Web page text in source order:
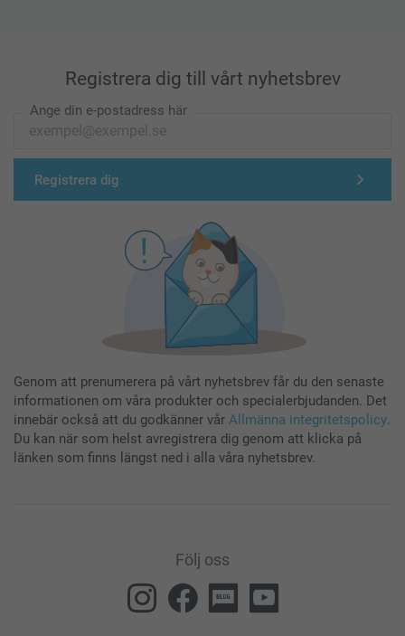
Registrera dig till vårt nyhetsbrev
Ange din e-postadress här
Registrera dig
Genom att prenumerera på vårt nyhetsbrev får du den senaste
informationen om våra produkter och specialerbjudanden. Det
innebär också att du godkänner vår Allmänna integritetspolicy.
Du kan när som helst avregistrera dig genom att klicka på
länken som finns längst ned i alla våra nyhetsbrev.
Följ oss